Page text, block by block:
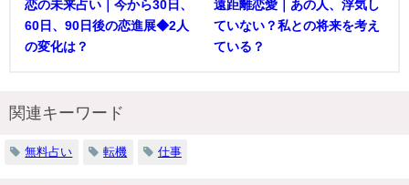
恋の未来占い｜今から30日、
60日、90日後の恋進展◆2人
の変化は？
遠距離恋愛｜あの人、浮気し
ていない？私との将来を考え
ている？
関連キーワード
無料占い 転機 仕事